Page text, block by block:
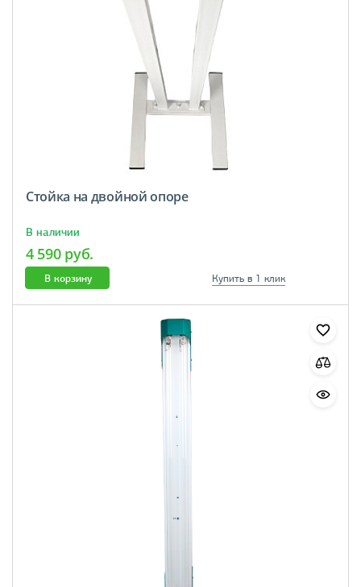
Стойка на двойной опоре
В наличии
4 590 руб.
В корзину Купить в 1 клик